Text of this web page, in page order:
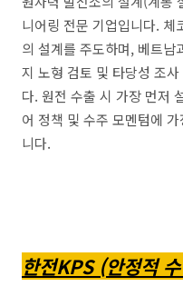
니어링 전문 기업입니다. 체
의 설계를 주도하며, 베트
지 노형 검토 및 타당성 조
다. 원전 수출 시 가장 먼저
어 정책 및 수주 모멘텀에
니다.
한전KPS (안정적